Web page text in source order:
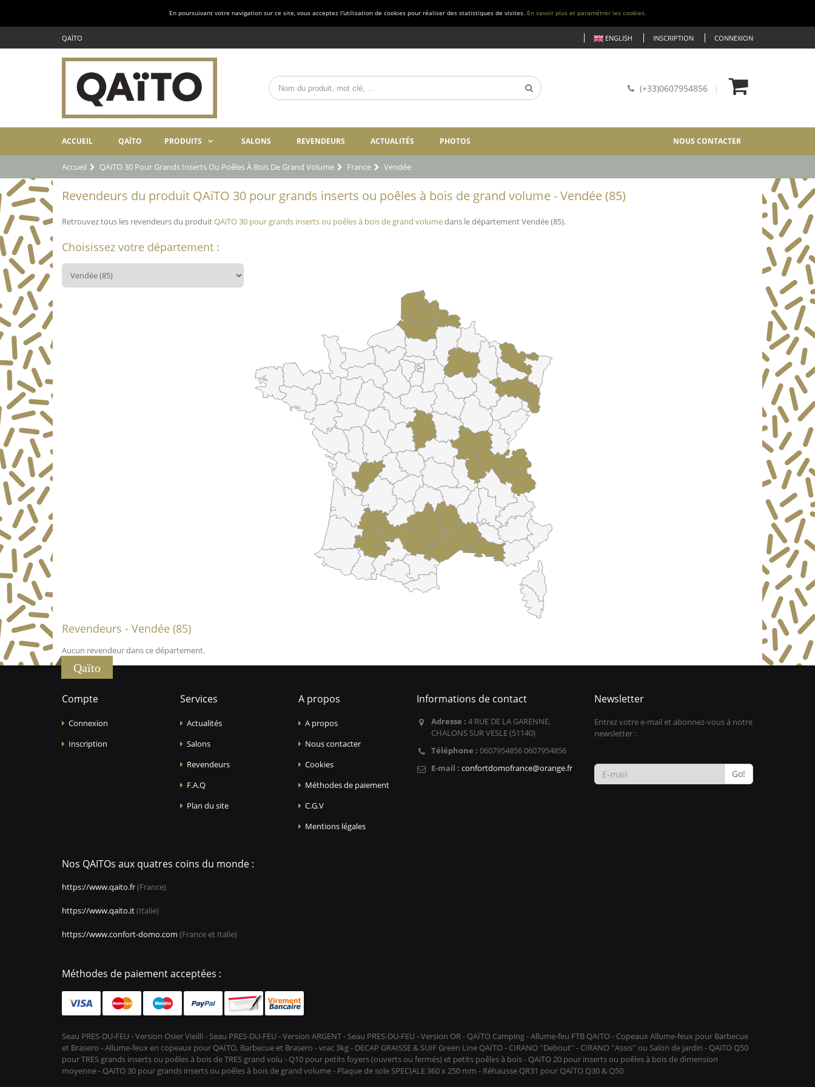
En poursuivant votre navigation sur ce site, vous acceptez l'utilisation de cookies pour réaliser des statistiques de visites. En savoir plus et paramétrer les cookies.
QAÏTO ENGLISH INSCRIPTION CONNEXION
(+33)0607954856
ACCUEIL QAÏTO PRODUITS SALONS REVENDEURS ACTUALITÉS PHOTOS NOUS CONTACTER
Accueil QAïTO 30 Pour Grands Inserts Ou Poêles À Bois De Grand Volume France Vendée
Revendeurs du produit QAïTO 30 pour grands inserts ou poêles à bois de grand volume - Vendée (85)
Retrouvez tous les revendeurs du produitQAïTO 30 pour grands inserts ou poêles à bois de grand volumedans le département Vendée (85).
Choisissez votre département :
Revendeurs - Vendée (85)
Aucun revendeur dans ce département.
Qaïto
Compte
Connexion
Inscription
Services
Actualités
Salons
Revendeurs
F.A.Q
Plan du site
A propos
A propos
Nous contacter
Cookies
Méthodes de paiement
C.G.V
Mentions légales
Informations de contact
Adresse : 4 RUE DE LA GARENNE,
CHALONS SUR VESLE (51140)
Téléphone : 0607954856 0607954856
E-mail : confortdomofrance@orange.fr
Newsletter
Entrez votre e-mail et abonnez-vous à notre
newsletter :
Go!
Nos QAITOs aux quatres coins du monde :
https://www.qaito.fr(France)
https://www.qaito.it(Italie)
https://www.confort-domo.com (France et Italie)
Méthodes de paiement acceptées :
Seau PRES-DU-FEU - Version Osier Vieilli - Seau PRES-DU-FEU - Version ARGENT - Seau PRES-DU-FEU - Version OR - QAÏTO Camping - Allume-feu FTB QAITO - Copeaux Allume-feux pour Barbecue
et Brasero - Allume-feux en copeaux pour QAÏTO, Barbecue et Brasero - vrac 3kg - DECAP GRAISSE & SUIF Green Line QAÏTO - CIRANO ''Debout'' - CIRANO ''Assis'' ou Salon de jardin - QAïTO Q50
pour TRES grands inserts ou poêles à bois de TRES grand volu - Q10 pour petits foyers (ouverts ou fermés) et petits poêles à bois - QAïTO 20 pour inserts ou poêles à bois de dimension
moyenne - QAïTO 30 pour grands inserts ou poêles à bois de grand volume - Plaque de sole SPECIALE 360 x 250 mm - Réhausse QR31 pour QAÏTO Q30 & Q50